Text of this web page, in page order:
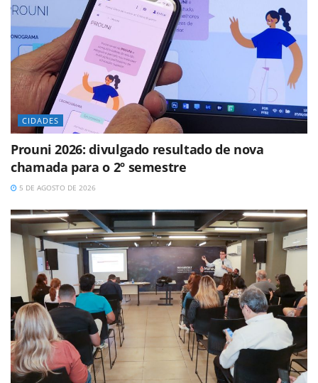
CIDADES
Prouni 2026: divulgado resultado de nova
chamada para o 2º semestre
5 DE AGOSTO DE 2026